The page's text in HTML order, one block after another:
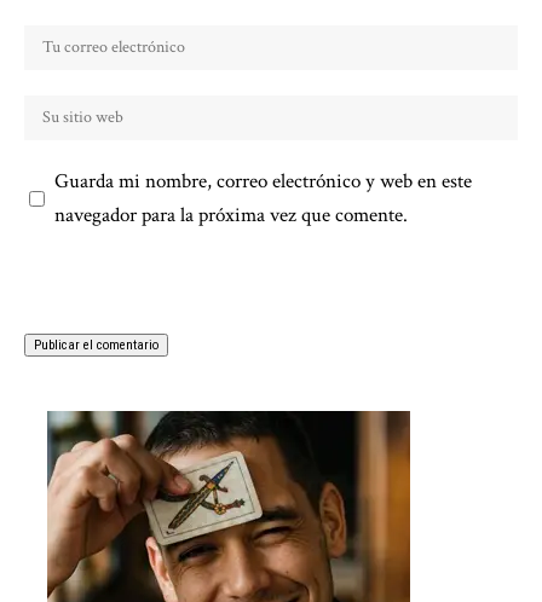
Guarda mi nombre, correo electrónico y web en este
navegador para la próxima vez que comente.